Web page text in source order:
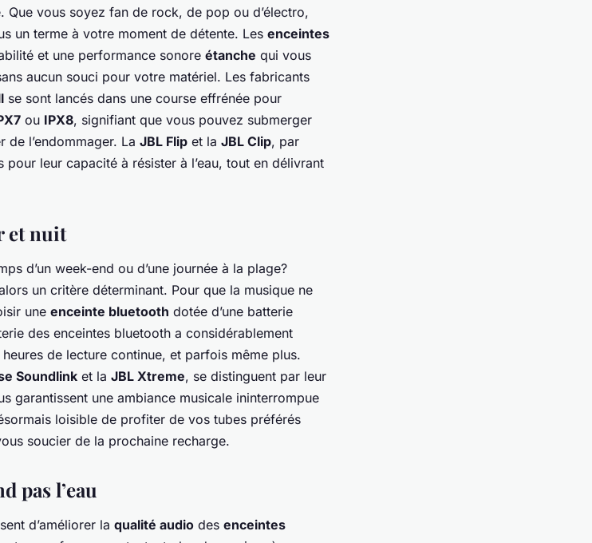
Que vous soyez fan de rock, de pop ou d’électro,
un terme à votre moment de détente. Les enceintes
et une performance sonore étanche qui vous
aucun souci pour votre matériel. Les fabricants
se sont lancés dans une course effrénée pour
ou IPX8, signifiant que vous pouvez submerger
de l’endommager. La JBL Flip et la JBL Clip, par
leur capacité à résister à l’eau, tout en délivrant
et nuit
d’un week-end ou d’une journée à la plage?
un critère déterminant. Pour que la musique ne
une enceinte bluetooth dotée d’une batterie
des enceintes bluetooth a considérablement
de lecture continue, et parfois même plus.
Soundlink et la JBL Xtreme, se distinguent par leur
garantissent une ambiance musicale ininterrompue
loisible de profiter de vos tubes préférés
soucier de la prochaine recharge.
pas l’eau
d’améliorer la qualité audio des enceintes